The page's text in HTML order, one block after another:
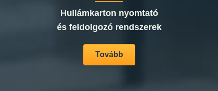
Hullámkarton nyomtató
és feldolgozó rendszerek
Tovább